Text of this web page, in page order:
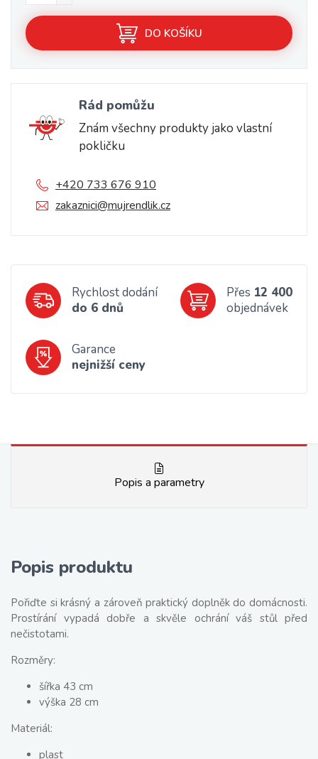
DO KOŠÍKU
Rád pomůžu
Znám všechny produkty jako vlastní
pokličku
+420 733 676 910
zakaznici@mujrendlik.cz
Rychlost dodání
do 6 dnů
Přes 12 400
objednávek
Garance
nejnižší ceny
Popis a parametry
Popis produktu
Pořiďte si krásný a zároveň praktický doplněk do domácnosti.
Prostírání vypadá dobře a skvěle ochrání váš stůl před
nečistotami.
Rozměry:
šířka 43 cm
výška 28 cm
Materiál:
plast